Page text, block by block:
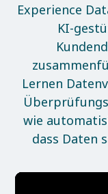
Experience
KI-
Lernen
wie
dass Daten